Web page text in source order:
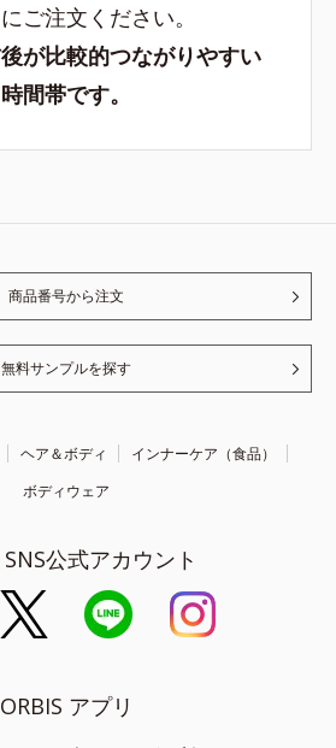
ご注文ください。
が比較的つながりやすい
時間帯です。
商品番号から注文
無料サンプルを探す
ヘア＆ボディ
インナーケア（食品）
ボディウェア
SNS公式アカウント
ORBIS アプリ